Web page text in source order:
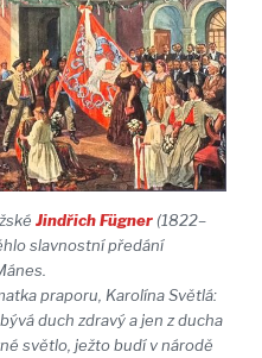
Jindřich Fügner (1822–
slavnostní předání
praporu, Karolína Světlá:
duch zdravý a jen z ducha
světlo, ježto budí v národě